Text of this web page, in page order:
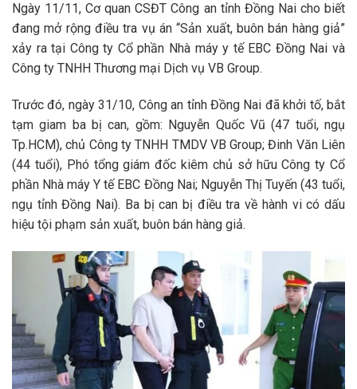
Ngày 11/11, Cơ quan CSĐT Công an tỉnh Đồng Nai cho biết
đang mở rộng điều tra vụ án “Sản xuất, buôn bán hàng giả”
xảy ra tại Công ty Cổ phần Nhà máy y tế EBC Đồng Nai và
Công ty TNHH Thương mại Dịch vụ VB Group.
Trước đó, ngày 31/10, Công an tỉnh Đồng Nai đã khởi tố, bắt
tạm giam ba bị can, gồm: Nguyễn Quốc Vũ (47 tuổi, ngụ
Tp.HCM), chủ Công ty TNHH TMDV VB Group; Đinh Văn Liên
(44 tuổi), Phó tổng giám đốc kiêm chủ sở hữu Công ty Cổ
phần Nhà máy Y tế EBC Đồng Nai; Nguyễn Thị Tuyến (43 tuổi,
ngụ tỉnh Đồng Nai). Ba bị can bị điều tra về hành vi có dấu
hiệu tội phạm sản xuất, buôn bán hàng giả.